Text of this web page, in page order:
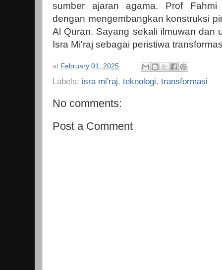
sumber ajaran agama. Prof
dengan mengembangkan konstruksi
Al Quran. Sayang sekali ilmuwan dan
Isra Mi'raj sebagai peristiwa
at February 01, 2025
Labels: isra mi'raj, teknologi, transformasi
No comments:
Post a Comment